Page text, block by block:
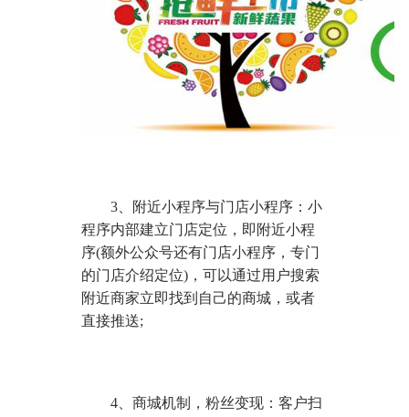
3、附近小程序与门店小程序：小
程序内部建立门店定位，即附近小程
序(额外公众号还有门店小程序，专门
的门店介绍定位)，可以通过用户搜索
附近商家立即找到自己的商城，或者
直接推送;
4、商城机制，粉丝变现：客户扫